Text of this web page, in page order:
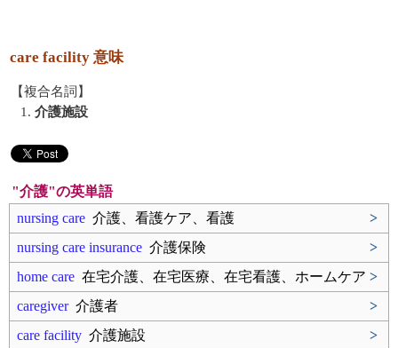
care facility 意味
【複合名詞】
1. 介護施設
"介護"の英単語
nursing care 介護、看護ケア、看護
>
nursing care insurance 介護保険
>
home care 在宅介護、在宅医療、在宅看護、ホームケア >
caregiver介護者
>
care facility 介護施設
>